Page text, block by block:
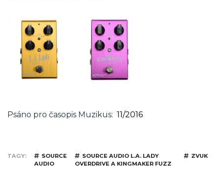
Psáno pro časopis Muzikus 11/2016
TAGY
SOURCE
AUDIO
SOURCE AUDIO L.A. LADY
OVERDRIVE A KINGMAKER FUZZ
ZVUK